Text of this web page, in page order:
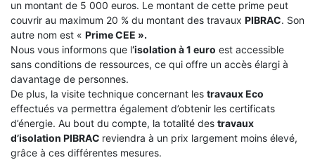
un montant de 5 000 euros. Le montant de cette prime peut
couvrir au maximum 20 % du montant des travaux PIBRAC. Son
autre nom est « Prime CEE ».
Nous vous informons que l‘isolation à 1 euro est accessible
sans conditions de ressources, ce qui offre un accès élargi à
davantage de personnes.
De plus, la visite technique concernant les travaux Eco
effectués va permettra également d’obtenir les certificats
d’énergie. Au bout du compte, la totalité des travaux
d’isolation PIBRAC reviendra à un prix largement moins élevé,
grâce à ces différentes mesures.